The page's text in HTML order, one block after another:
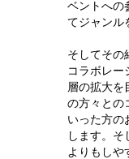
ベントへの
てジャンル
そしてその
コラボレー
層の拡大を
の方々との
いった方の
します。
よりもしや